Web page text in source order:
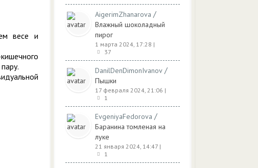
весе и
AigerimZhanarova /
Влажный шоколадный
пирог
1 марта 2024, 17:28 |
37
DanilDenDimonIvanov /
Пышки
17 февраля 2024, 21:06 |
1
EvgeniyaFedorova /
Баранина томленая на
луке
21 января 2024, 14:47 |
1